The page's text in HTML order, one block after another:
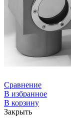
Сравнение
В избранное
В корзину
Закрыть